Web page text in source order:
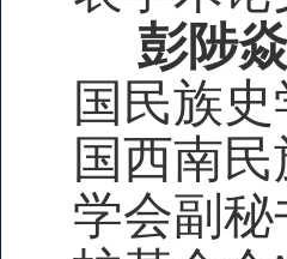
彭陟
国民族
国西南
学会副